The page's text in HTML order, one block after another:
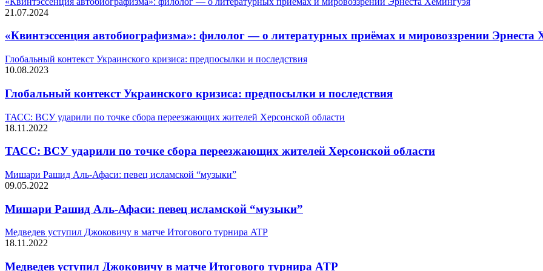
21.07.2024
«Квинтэссенция автобиографизма»: филолог — о литературных приёмах и мировоззрении Эрнеста
Глобальный контекст Украинского кризиса: предпосылки и последствия
10.08.2023
Глобальный контекст Украинского кризиса: предпосылки и последствия
ТАСС: ВСУ ударили по точке сбора переезжающих жителей Херсонской области
18.11.2022
ТАСС: ВСУ ударили по точке сбора переезжающих жителей Херсонской области
Мишари Рашид Аль-Афаси: певец исламской “музыки”
09.05.2022
Мишари Рашид Аль-Афаси: певец исламской “музыки”
Медведев уступил Джоковичу в матче Итогового турнира ATP
18.11.2022
Медведев уступил Джоковичу в матче Итогового турнира ATP